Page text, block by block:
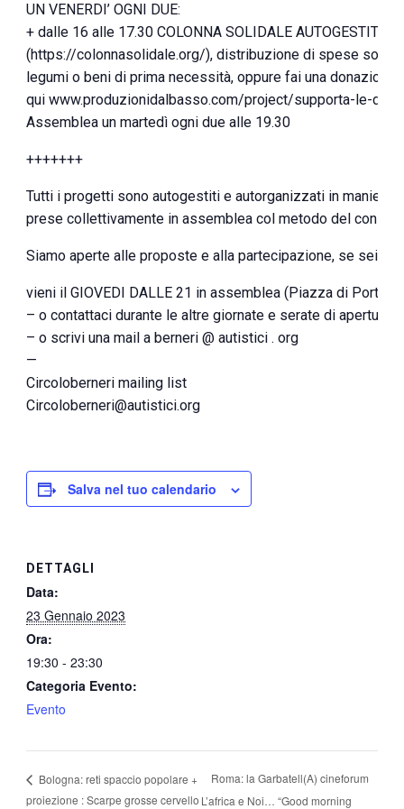
UN VENERDI’ OGNI DUE:
+ dalle 16 alle 17.30 COLONNA SOLIDALE AUTOGESTITA
(https://colonnasolidale.org/), distribuzione di spese
legumi o beni di prima necessità, oppure fai una donazione
qui www.produzionidalbasso.com/project/supporta-le-
Assemblea un martedì ogni due alle 19.30
+++++++
Tutti i progetti sono autogestiti e autorganizzati in maniera
prese collettivamente in assemblea col metodo del
Siamo aperte alle proposte e alla partecipazione, se sei
vieni il GIOVEDI DALLE 21 in assemblea (Piazza di Porta
– o contattaci durante le altre giornate e serate di apertura
– o scrivi una mail a berneri @ autistici . org
—
Circoloberneri mailing list
Circoloberneri@autistici.org
Salva nel tuo calendario
DETTAGLI
Data:
23 Gennaio 2023
Ora:
19:30 - 23:30
Categoria Evento:
Evento
Bologna: reti spaccio popolare +
proiezione : Scarpe grosse cervello
Roma: la Garbatell(A) cineforum
L’africa e Noi… “Good morning